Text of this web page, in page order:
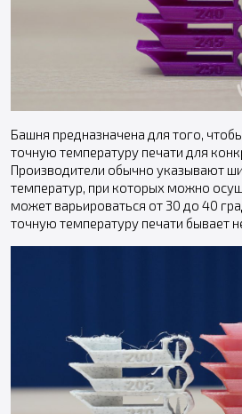
Башня предназначена для того,
точную температуру печати для
Производители обычно указывают
температур, при которых можно
может варьироваться от 30 до 40
точную температуру печати бывает